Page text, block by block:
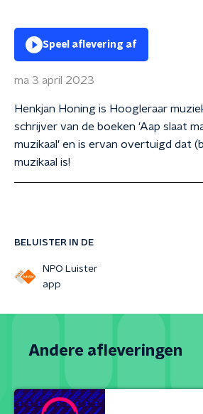
BELUISTER IN DE
NPO Luister
app
Speel aflevering af
ma 3 april 2023
Henkjan Honing is Hoogleraar
schrijver van de boeken 'Aap slaat
muzikaal' en is ervan overtuigd dat
muzikaal is!
Andere afleveringen